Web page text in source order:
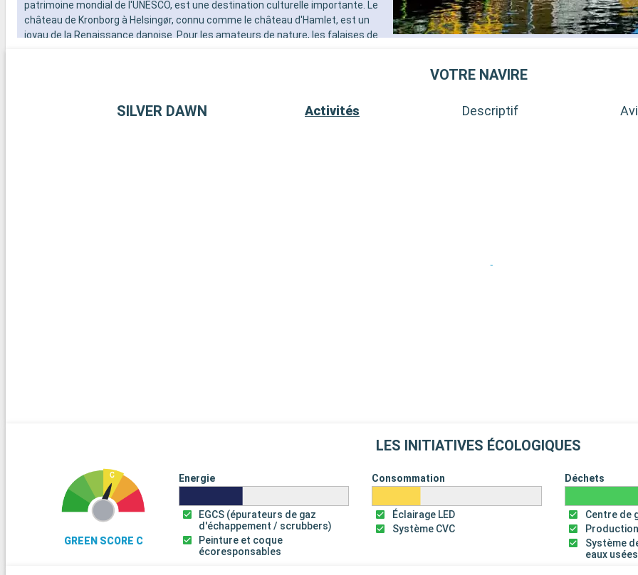
patrimoine mondial de l'UNESCO, est une destination culturelle importante. Le
château de Kronborg à Helsingør, connu comme le château d'Hamlet, est un
joyau de la Renaissance danoise. Pour les amateurs de nature, les falaises de
08:00
17:00
Klaipėda, principal port de Lituanie, mêle histoire et charme balte. Flânez dans
Musée maritime et la forteresse de Memel. Profitez des croisières vers la
lagune de Courlande, site du patrimoine mondial de l'UNESCO. Découvrez les
sculptures uniques de la Colline des Sorcières à Juodkrantė. Les amateurs de
théâtre apprécieront le festival de théâtre de rue en été.
Arrivée
08:30
Départ
VOTRE NAVIRE
SILVER DAWN Activités Descriptif
LES INITIATIVES ÉCOLOGIQUES
GREEN SCORE C
Energie
EGCS (épurateurs de gaz
d'échappement / scrubbers)
Peinture et coque
écoresponsables
Consommation
Éclairage LED
Système CVC
Déchets
Centre de
Système
eaux usées